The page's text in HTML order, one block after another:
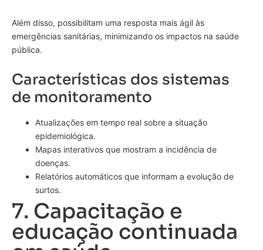
Além disso, possibilitam uma resposta mais ágil às
emergências sanitárias, minimizando os impactos na saúde
pública.
Características dos sistemas
de monitoramento
Atualizações em tempo real sobre a situação
epidemiológica.
Mapas interativos que mostram a incidência de
doenças.
Relatórios automáticos que informam a evolução de
surtos.
7. Capacitação e
educação continuada